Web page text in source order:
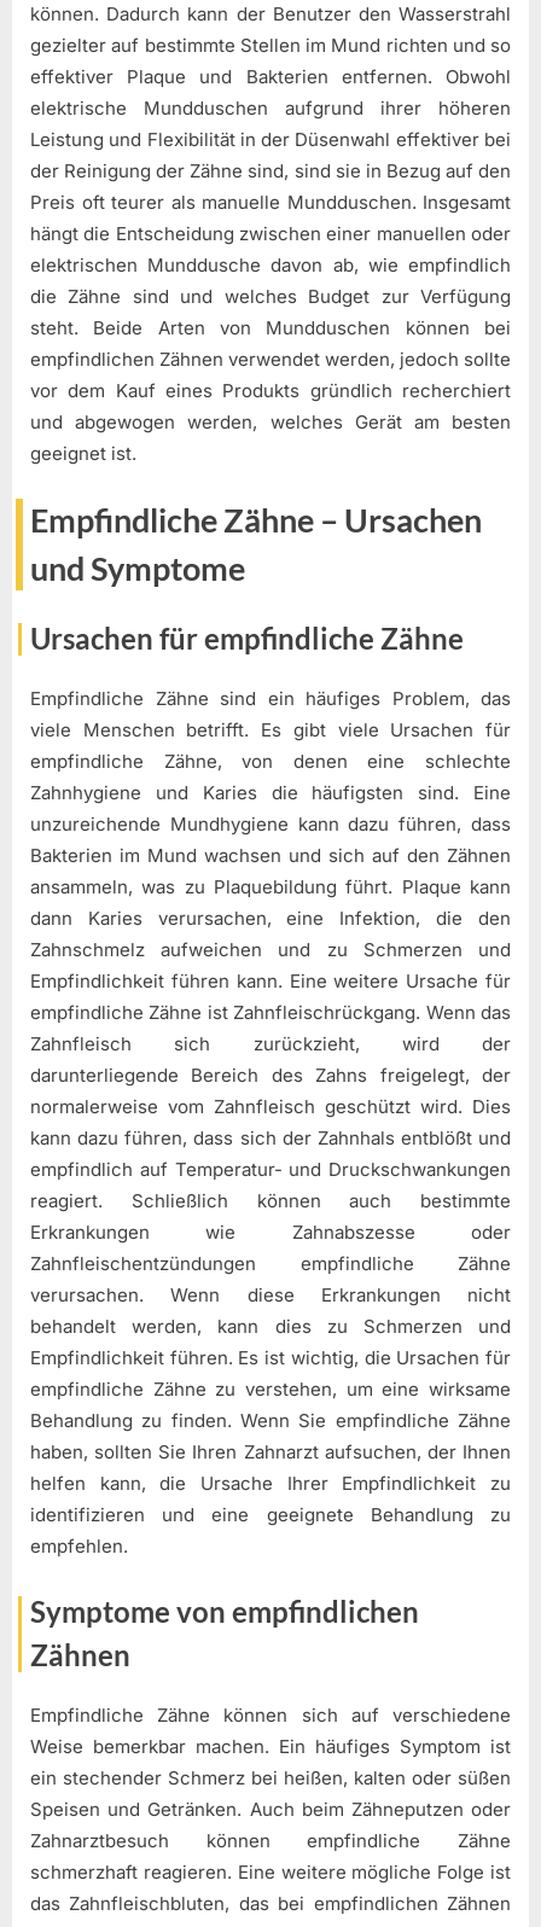
können. Dadurch kann der Benutzer den Wasserstrahl
gezielter auf bestimmte Stellen im Mund richten und so
effektiver Plaque und Bakterien entfernen. Obwohl
elektrische Mundduschen aufgrund ihrer höheren
Leistung und Flexibilität in der Düsenwahl effektiver bei
der Reinigung der Zähne sind, sind sie in Bezug auf den
Preis oft teurer als manuelle Mundduschen. Insgesamt
hängt die Entscheidung zwischen einer manuellen oder
elektrischen Munddusche davon ab, wie empfindlich
die Zähne sind und welches Budget zur Verfügung
steht. Beide Arten von Mundduschen können bei
empfindlichen Zähnen verwendet werden, jedoch sollte
vor dem Kauf eines Produkts gründlich recherchiert
und abgewogen werden, welches Gerät am besten
geeignet ist.
Empfindliche Zähne – Ursachen
und Symptome
Ursachen für empfindliche Zähne
Empfindliche Zähne sind ein häufiges Problem, das
viele Menschen betrifft. Es gibt viele Ursachen für
empfindliche Zähne, von denen eine schlechte
Zahnhygiene und Karies die häufigsten sind. Eine
unzureichende Mundhygiene kann dazu führen, dass
Bakterien im Mund wachsen und sich auf den Zähnen
ansammeln, was zu Plaquebildung führt. Plaque kann
dann Karies verursachen, eine Infektion, die den
Zahnschmelz aufweichen und zu Schmerzen und
Empfindlichkeit führen kann. Eine weitere Ursache für
empfindliche Zähne ist Zahnfleischrückgang. Wenn das
Zahnfleisch sich zurückzieht, wird der
darunterliegende Bereich des Zahns freigelegt, der
normalerweise vom Zahnfleisch geschützt wird. Dies
kann dazu führen, dass sich der Zahnhals entblößt und
empfindlich auf Temperatur- und Druckschwankungen
reagiert. Schließlich können auch bestimmte
Erkrankungen wie Zahnabszesse oder
Zahnfleischentzündungen empfindliche Zähne
verursachen. Wenn diese Erkrankungen nicht
behandelt werden, kann dies zu Schmerzen und
Empfindlichkeit führen. Es ist wichtig, die Ursachen für
empfindliche Zähne zu verstehen, um eine wirksame
Behandlung zu finden. Wenn Sie empfindliche Zähne
haben, sollten Sie Ihren Zahnarzt aufsuchen, der Ihnen
helfen kann, die Ursache Ihrer Empfindlichkeit zu
identifizieren und eine geeignete Behandlung zu
empfehlen.
Symptome von empfindlichen
Zähnen
Empfindliche Zähne können sich auf verschiedene
Weise bemerkbar machen. Ein häufiges Symptom ist
ein stechender Schmerz bei heißen, kalten oder süßen
Speisen und Getränken. Auch beim Zähneputzen oder
Zahnarztbesuch können empfindliche Zähne
schmerzhaft reagieren. Eine weitere mögliche Folge ist
das Zahnfleischbluten, das bei empfindlichen Zähnen